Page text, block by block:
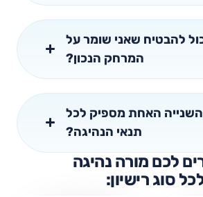
להבטיח שאני שומר על
המרחק הנכון?
האחת מספיק לכל
תנאי הנהיגה?
לכם מורה נהיגה
סוג רישיון: